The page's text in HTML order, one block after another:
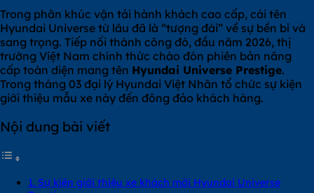
Trong phân khúc vận tải hành khách cao cấp, cái tên
Hyundai Universe từ lâu đã là “tượng đài” về sự bền bỉ và
sang trọng. Tiếp nối thành công đó, đầu năm 2026, thị
trường Việt Nam chính thức chào đón phiên bản nâng
cấp toàn diện mang tên Hyundai Universe Prestige.
Trong tháng 03 đại lý Hyundai Việt Nhân tổ chức sự kiện
giới thiệu mẫu xe này đến đông đảo khách hàng.
Nội dung bài viết
1. Sự kiện giới thiệu xe khách mới Hyundai Universe